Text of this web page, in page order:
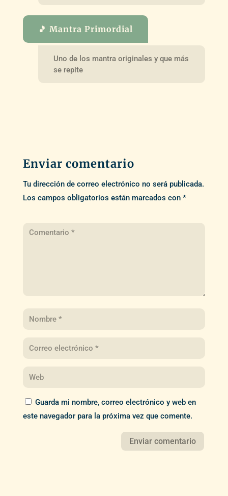
🎵 Mantra Primordial
Uno de los mantra originales y que más
se repite
Enviar comentario
Tu dirección de correo electrónico no será publicada.
Los campos obligatorios están marcados con *
Guarda mi nombre, correo electrónico y web en
este navegador para la próxima vez que comente.